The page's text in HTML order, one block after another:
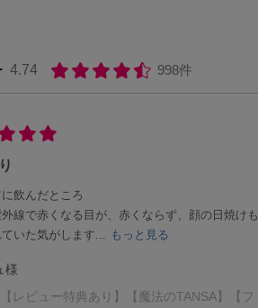
4.74 998件
飲んだところ
線で赤くなる目が、赤くならず、顔の日焼けも
いた気がします... もっと見る
様
【レビュー特典あり】【魔法のTANSA】【フ